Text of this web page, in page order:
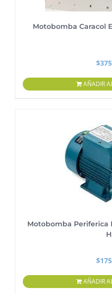
Motobomba Caracol
$
AÑADIR
Motobomba Periferica
$
AÑADIR